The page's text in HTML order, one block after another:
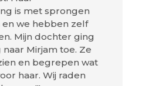
is met sprongen
we hebben zelf
Mijn dochter ging
Mirjam toe. Ze
en begrepen wat
haar. Wij raden